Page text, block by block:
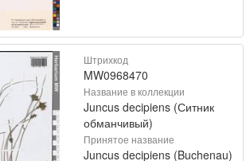
Штрихкод
MW0968470
Название в коллекции
Juncus decipiens (Ситник
обманчивый)
Принятое название
Juncus decipiens (Buchenau)